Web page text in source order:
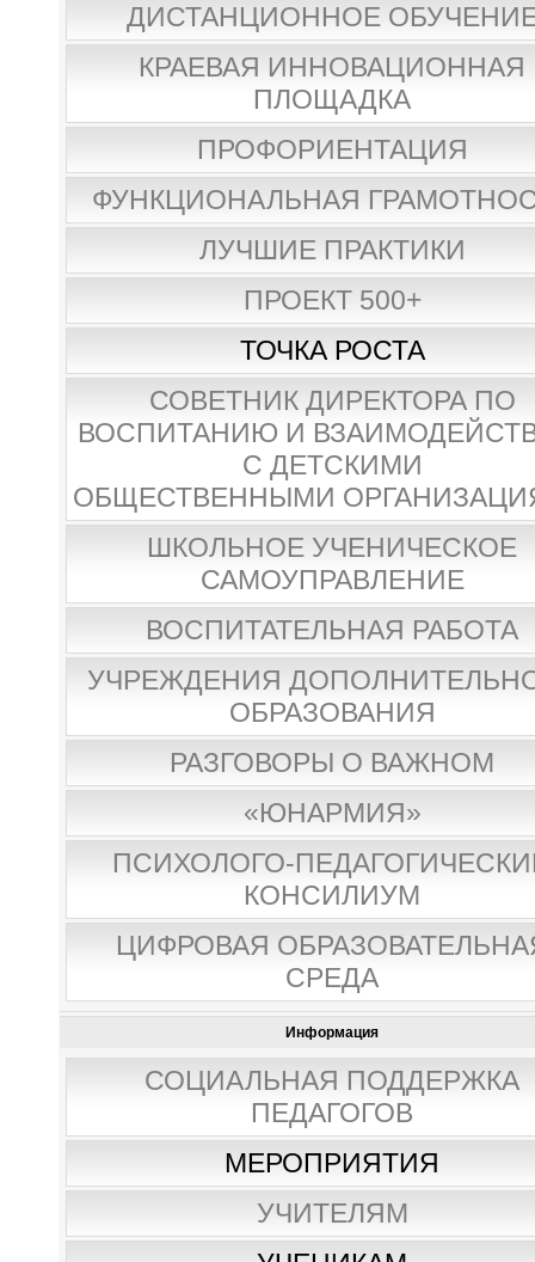
ДИСТАНЦИОННОЕ
КРАЕВАЯ ИННОВАЦИОННАЯ
ПЛОЩАДКА
ПРОФОРИЕНТАЦИЯ
ФУНКЦИОНАЛЬНАЯ
ЛУЧШИЕ ПРАКТИКИ
ПРОЕКТ 500+
ТОЧКА РОСТА
СОВЕТНИК ДИРЕКТОРА ПО
ВОСПИТАНИЮ И
С ДЕТСКИМИ
ОБЩЕСТВЕННЫМИ
ШКОЛЬНОЕ УЧЕНИЧЕСКОЕ
САМОУПРАВЛЕНИЕ
ВОСПИТАТЕЛЬНАЯ РАБОТА
УЧРЕЖДЕНИЯ
ОБРАЗОВАНИЯ
РАЗГОВОРЫ О ВАЖНОМ
«ЮНАРМИЯ»
ПСИХОЛОГО-
КОНСИЛИУМ
ЦИФРОВАЯ
СРЕДА
Информация
СОЦИАЛЬНАЯ ПОДДЕРЖКА
ПЕДАГОГОВ
МЕРОПРИЯТИЯ
УЧИТЕЛЯМ